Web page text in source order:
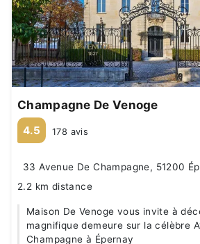
Champagne De Venoge
4.5 178 avis
33 Avenue De Champagne, 51200
2.2 km distance
Maison De Venoge vous invite à
magnifique demeure sur la célèbre
Champagne à Épernay